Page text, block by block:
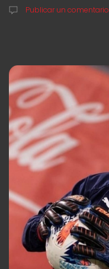
Publicar un comentario